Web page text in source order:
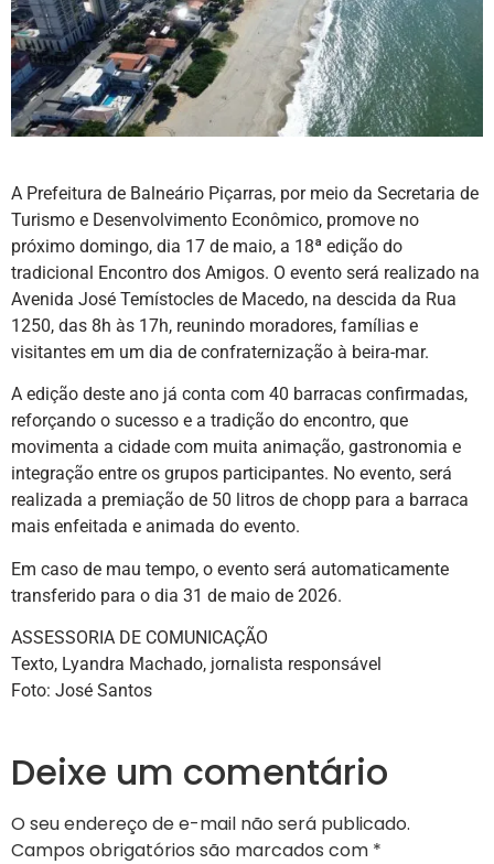
A Prefeitura de Balneário Piçarras, por meio da Secretaria de
Turismo e Desenvolvimento Econômico, promove no
próximo domingo, dia 17 de maio, a 18ª edição do
tradicional Encontro dos Amigos. O evento será realizado na
Avenida José Temístocles de Macedo, na descida da Rua
1250, das 8h às 17h, reunindo moradores, famílias e
visitantes em um dia de confraternização à beira-mar.
A edição deste ano já conta com 40 barracas confirmadas,
reforçando o sucesso e a tradição do encontro, que
movimenta a cidade com muita animação, gastronomia e
integração entre os grupos participantes. No evento, será
realizada a premiação de 50 litros de chopp para a barraca
mais enfeitada e animada do evento.
Em caso de mau tempo, o evento será automaticamente
transferido para o dia 31 de maio de 2026.
ASSESSORIA DE COMUNICAÇÃO
Texto, Lyandra Machado, jornalista responsável
Foto: José Santos
Deixe um comentário
O seu endereço de e-mail não será publicado.
Campos obrigatórios são marcados com *